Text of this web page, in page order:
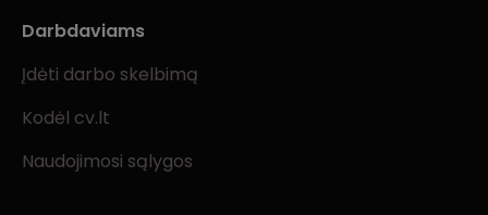
Darbdaviams
Įdėti darbo skelbimą
Kodėl cv.lt
Naudojimosi sąlygos